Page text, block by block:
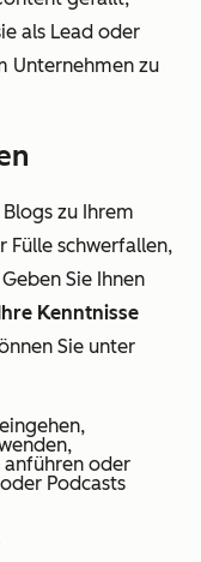
als Lead oder
Unternehmen zu
zu Ihrem
Fülle schwerfallen,
Sie Ihnen
Kenntnisse
Sie unter
anführen oder
Podcasts